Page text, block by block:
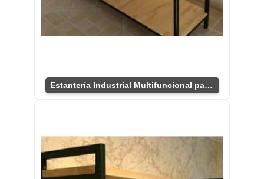
Estantería Industrial Multifuncional para Hogar